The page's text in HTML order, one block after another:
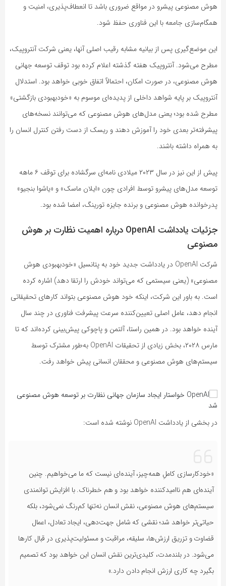
هوش مصنوعی پیشرو در مواقع ضروری باشد تا انعطاف‌پذیری، امنیت و
همگام‌سازی جامعه با این فناوری حفظ شود.
این موضع‌گیری پس از بیانیه مشابه رقیب اصلی آنها، یعنی شرکت آنتروپیک،
مطرح می‌شود. آنتروپیک هفته گذشته اعلام کرده بود توقف توسعه جهانی
هوش مصنوعی، در صورت امکان، احتمالاً اتفاق خوبی خواهد بود. استدلال
آنتروپیک بر پایه شواهد داخلی از پدیده‌ای موسوم به «خودبهبودی بازگشتی»
مطرح شده بود؛ یعنی مدل‌های هوش مصنوعی که می‌توانند نسخه‌های
پیشرفته‌تر بعدی خود را آموزش دهند و ریسک از دست رفتن کنترل انسان را
به همراه داشته باشند.
پیش از این نیز در سال ۲۰۲۳ میلادی نامه‌ای سرگشاده برای توقف ۶ ماهه
توسعه مدل‌های پیشرو توسط افرادی چون «ایلان ماسک» و «یاشوا بنجیو»
پدرخوانده هوش مصنوعی و برنده جایزه تورینگ، امضا شده بود.
جزئیات یادداشت OpenAI درباره اهمیت نظارت بر هوش
مصنوعی
شرکت OpenAI در یادداشت جدید خود به پتانسیل «خودبهبودی هوش
مصنوعی» (یعنی سیستمی که می‌تواند خودش را ارتقا دهد) اشاره کرده
است. به باور این شرکت، اینکه خود هوش مصنوعی بتواند کارهای تحقیقاتی‌
انجام دهد، عامل اصلی تعیین‌کننده سرعت پیشرفت فناوری در چند سال
آینده خواهد بود. در همین راستا، آلتمن و پاچوکی پیش‌بینی کرده‌اند که تا
مارس ۲۰۲۸، بخش زیادی از تحقیقات OpenAI به‌طور مشترک توسط
سیستم‌های هوش مصنوعی و محققان انسانی پیش خواهد رفت.
در بخشی از یادداشت OpenAI نوشته شده است:
«خودکارسازی کاملِ همه‌چیز، آینده‌ای نیست که ما می‌خواهیم. چنین
آینده‌ای هم ناامیدکننده خواهد بود و هم خطرناک. با افزایش توانمندی
سیستم‌های هوش مصنوعی، نقش انسان نه‌تنها کم‌رنگ نمی‌شود، بلکه
حیاتی‌تر خواهد شد؛ نقشی که شامل جهت‌دهی، ایجاد تعادل، اعمال
قضاوت و تزریق ارزش‌ها، سلیقه، مراقبت و مسئولیت‌پذیری در قبال کارها
می‌شود. در بلندمدت، کلیدی‌ترین نقش انسان این خواهد بود که تصمیم
بگیرد چه کاری ارزش انجام دادن دارد.»